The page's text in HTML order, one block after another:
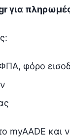
για
φόρο
myAADE